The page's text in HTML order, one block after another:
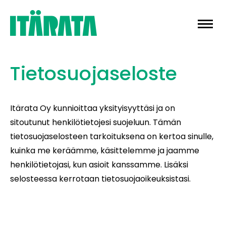
Skip
content
Tietosuojaseloste
Itärata Oy kunnioittaa yksityisyyttäsi ja on
sitoutunut henkilötietojesi suojeluun. Tämän
tietosuojaselosteen tarkoituksena on kertoa sinulle,
kuinka me keräämme, käsittelemme ja jaamme
henkilötietojasi, kun asioit kanssamme. Lisäksi
selosteessa kerrotaan tietosuojaoikeuksistasi.